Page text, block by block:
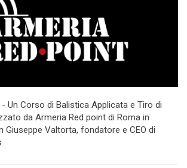
Un Corso di Balistica Applicata e Tiro di
da Armeria Red point di Roma in
Giuseppe Valtorta, fondatore e CEO di